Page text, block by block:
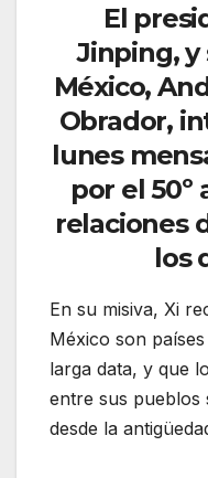
El
Jinping,
México,
Obrador,
lunes
por el 50º
relaciones
los
En su misiva, Xi
México son
larga data, y que
entre sus pueblos
desde la